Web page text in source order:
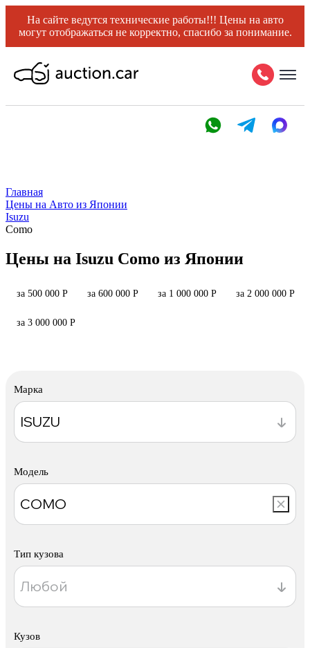
На сайте ведутся технические работы!!! Цены на авто
могут отображаться не корректно, спасибо за понимание.
Главная
Цены на Авто из Японии
Isuzu
Como
Цены на Isuzu Como из Японии
за 500 000 Р за 600 000 Р за 1 000 000 Р за 2 000 000 Р
за 3 000 000 Р
Марка
Модель
Тип кузова
Кузов